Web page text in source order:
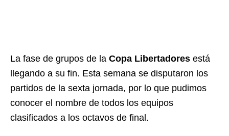
La fase de grupos de la Copa Libertadores está
llegando a su fin. Esta semana se disputaron los
partidos de la sexta jornada, por lo que pudimos
conocer el nombre de todos los equipos
clasificados a los octavos de final.